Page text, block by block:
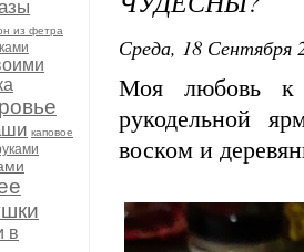
из фетра
каповое
в
Среда, 18 Сентября
Моя любовь к
рукодельной
воском и